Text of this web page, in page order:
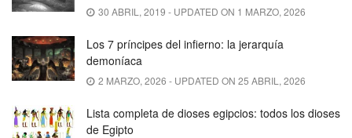
30 ABRIL, 2019 - UPDATED ON 1 MARZO, 2026
Los 7 príncipes del infierno: la jerarquía
demoníaca
2 MARZO, 2026 - UPDATED ON 25 ABRIL, 2026
Lista completa de dioses egipcios: todos los dioses
de Egipto